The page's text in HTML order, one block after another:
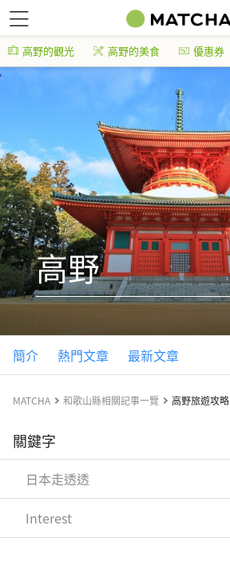
高野的觀光 高野的美食 優惠券
高野
簡介 熱門文章 最新文章
MATCHA 和歌山縣相關記事一覽 高野旅遊攻略
關鍵字
日本走透透
Interest